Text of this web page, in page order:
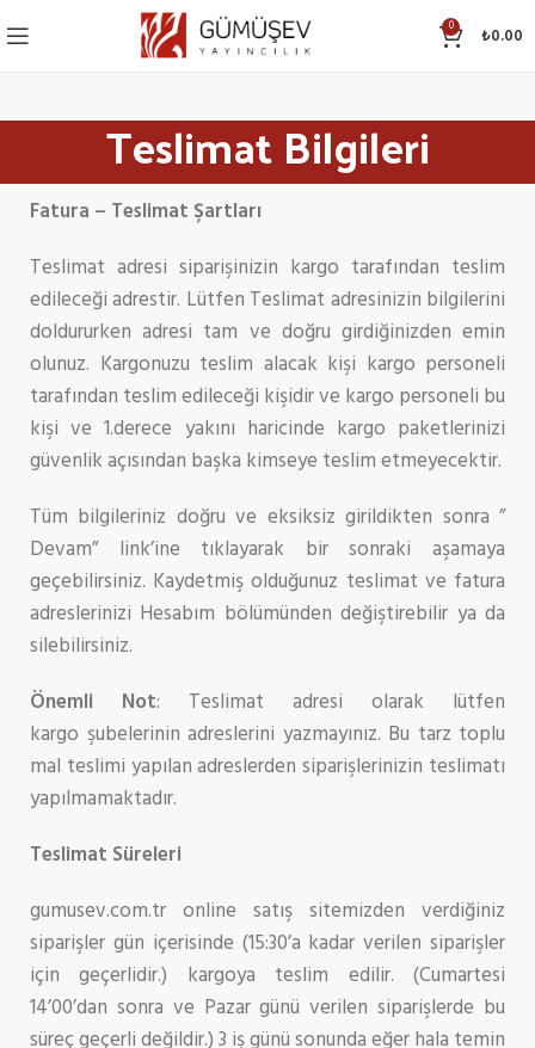
0 ₺0.00
Teslimat Bilgileri
Fatura – Teslimat Şartları
Teslimat adresi siparişinizin kargo tarafından teslim
edileceği adrestir. Lütfen Teslimat adresinizin bilgilerini
doldururken adresi tam ve doğru girdiğinizden emin
olunuz. Kargonuzu teslim alacak kişi kargo personeli
tarafından teslim edileceği kişidir ve kargo personeli bu
kişi ve 1.derece yakını haricinde kargo paketlerinizi
güvenlik açısından başka kimseye teslim etmeyecektir.
Tüm bilgileriniz doğru ve eksiksiz girildikten sonra ”
Devam” link’ine tıklayarak bir sonraki aşamaya
geçebilirsiniz. Kaydetmiş olduğunuz teslimat ve fatura
adreslerinizi Hesabım bölümünden değiştirebilir ya da
silebilirsiniz.
Önemli Not: Teslimat adresi olarak lütfen
kargo şubelerinin adreslerini yazmayınız. Bu tarz toplu
mal teslimi yapılan adreslerden siparişlerinizin teslimatı
yapılmamaktadır.
Teslimat Süreleri
gumusev.com.tr online satış sitemizden verdiğiniz
siparişler gün içerisinde (15:30’a kadar verilen siparişler
için geçerlidir.) kargoya teslim edilir. (Cumartesi
14’00’dan sonra ve Pazar günü verilen siparişlerde bu
süreç geçerli değildir.) 3 iş günü sonunda eğer hala temin